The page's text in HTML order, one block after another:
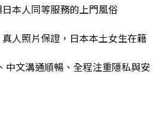
本人同等服務的上門風俗
人照片保證，日本本土女生在籍
中文溝通順暢、全程注重隱私與安